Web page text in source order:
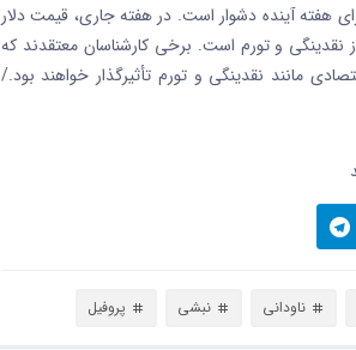
هفته آینده دشوار است. در هفته جاری، قیمت دلار
نقدینگی و تورم است. برخی کارشناسان معتقدند که
مانند نقدینگی و تورم تأثیرگذار خواهند بود./
ناودانی نبشی پروفیل